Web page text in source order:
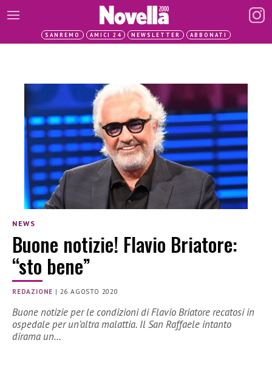
SANREMO AMICI 24 NEWSLETTER ABBONATI
NEWS
Buone notizie! Flavio Briatore:
“sto bene”
REDAZIONE | 26 AGOSTO 2020
Buone notizie per le condizioni di Flavio Briatore recatosi in
ospedale per un’altra malattia. Il San Raffaele intanto
dirama un…